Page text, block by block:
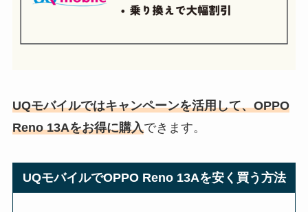
UQモバイルではキャンペーンを活用して、OPPO
Reno 13Aをお得に購入できます。
UQモバイルでOPPO Reno 13Aを安く買う方法